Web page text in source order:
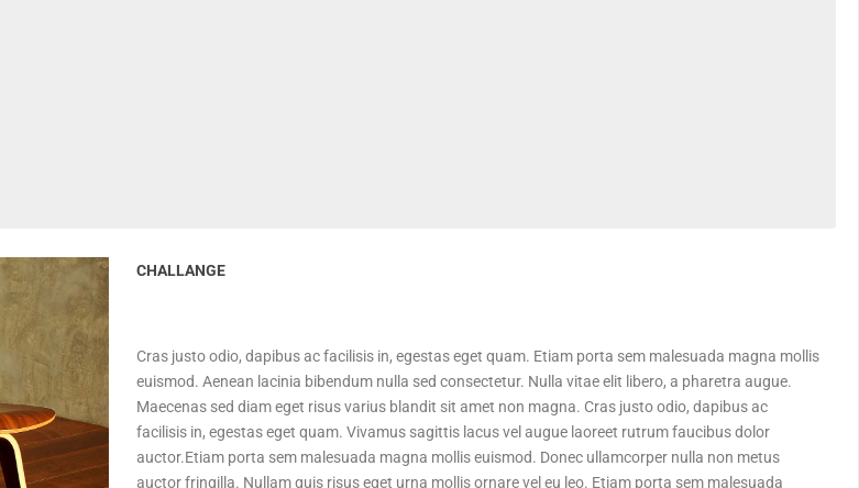
CHALLANGE
Cras justo odio, dapibus ac facilisis in, egestas eget quam. Etiam porta sem malesuada magna mollis
euismod. Aenean lacinia bibendum nulla sed consectetur. Nulla vitae elit libero, a pharetra augue.
Maecenas sed diam eget risus varius blandit sit amet non magna. Cras justo odio, dapibus ac
facilisis in, egestas eget quam. Vivamus sagittis lacus vel augue laoreet rutrum faucibus dolor
auctor.Etiam porta sem malesuada magna mollis euismod. Donec ullamcorper nulla non metus
auctor fringilla. Nullam quis risus eget urna mollis ornare vel eu leo. Etiam porta sem malesuada